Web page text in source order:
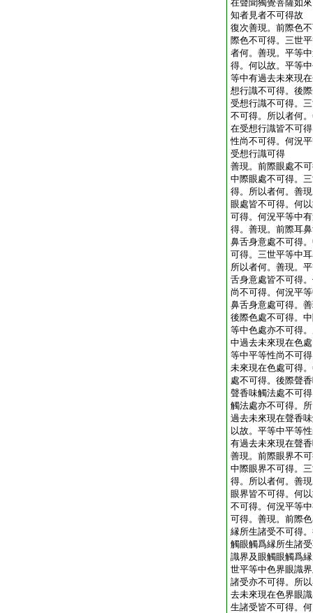
在聲聞獨覺菩薩如
知者見者不可得故
復次善現。前際色
際色不可得。三世
者何。善現。平等
得。何以故。平等
等中有過去未來現
想行識不可得。後
受想行識不可得。
不可得。所以者何
在受想行識皆不可
性尚不可得。何況
受想行識可得
善現。前際眼處不
中際眼處不可得。
得。所以者何。善
眼處皆不可得。何
可得。何況平等中
得。善現。前際耳
鼻舌身意處不可得
可得。三世平等中
所以者何。善現。
舌身意處皆不可得
尚不可得。何況平
鼻舌身意處可得。
後際色處不可得。
等中色處亦不可得
中過去未來現在色
等中平等性尚不可
未來現在色處可得
處不可得。後際聲
聲香味觸法處不可
觸法處亦不可得。
過去未來現在聲香
以故。平等中平等
有過去未來現在聲
善現。前際眼界不
中際眼界不可得。
得。所以者何。善
眼界皆不可得。何
不可得。何況平等
可得。善現。前際
縁所生諸受不可得
觸眼觸爲縁所生諸
識界及眼觸眼觸爲
世平等中色界眼識
諸受亦不可得。所
去未來現在色界眼
生諸受皆不可得。